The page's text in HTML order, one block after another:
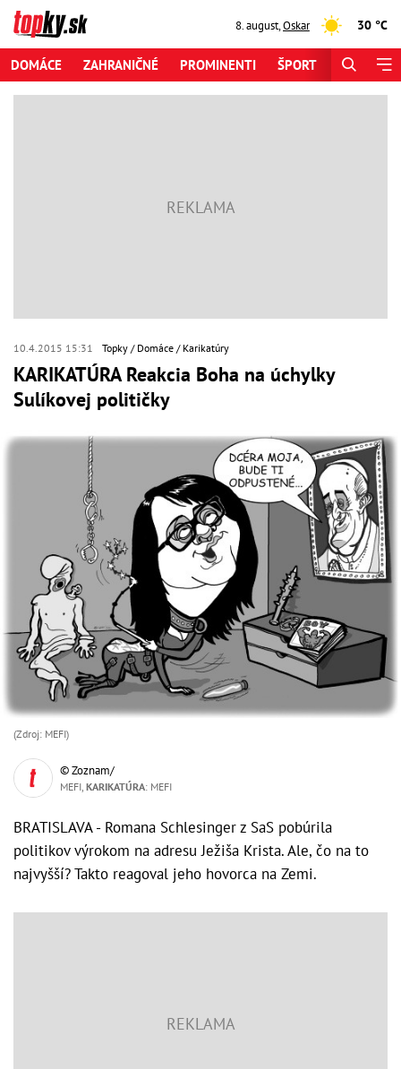
8. august,Oskar 30 °C
DOMÁCE ZAHRANIČNÉ PROMINENTI ŠPORT
10.4.2015 15:31 Topky Domáce Karikatúry
KARIKATÚRA Reakcia Boha na úchylky
Sulíkovej političky
(Zdroj: MEFI)
© Zoznam/
MEFI, KARIKATÚRA: MEFI
BRATISLAVA - Romana Schlesinger z SaS pobúrila
politikov výrokom na adresu Ježiša Krista. Ale, čo na to
najvyšší? Takto reagoval jeho hovorca na Zemi.